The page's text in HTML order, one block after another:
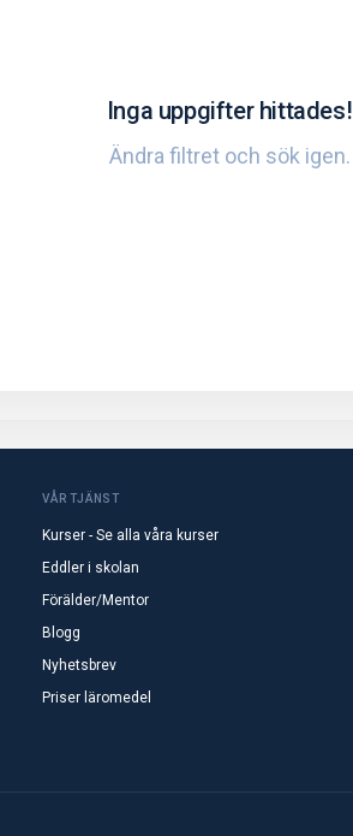
Inga uppgifter hittades!
Ändra filtret och sök igen.
VÅR TJÄNST
Kurser - Se alla våra kurser
Eddler i skolan
Förälder/Mentor
Blogg
Nyhetsbrev
Priser läromedel